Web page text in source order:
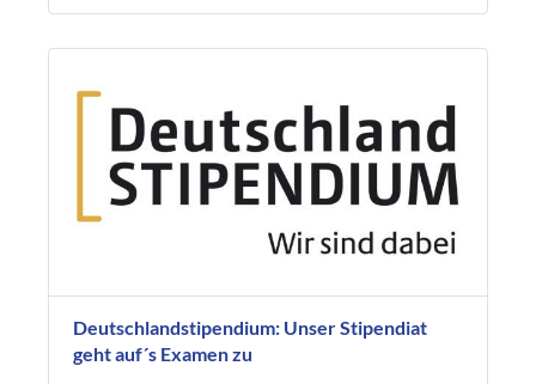
Deutschlandstipendium: Unser Stipendiat
geht auf´s Examen zu